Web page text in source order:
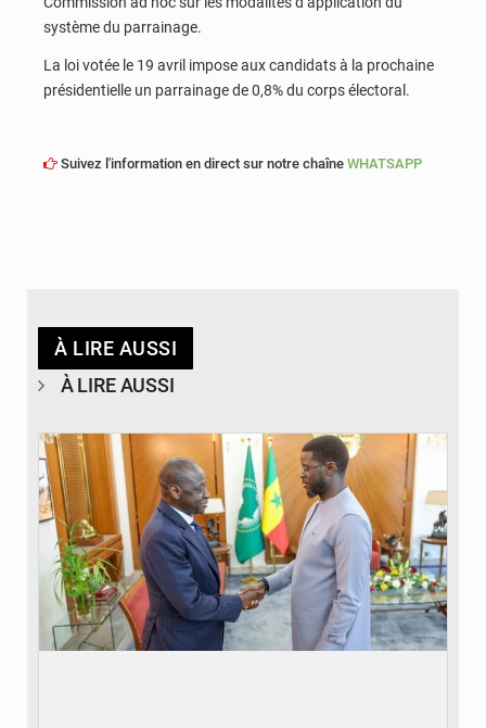
système du parrainage.
La loi votée le 19 avril impose aux candidats à la prochaine
présidentielle un parrainage de 0,8% du corps électoral.
Suivez l'information en direct sur notre chaîne WHATSAPP
À LIRE AUSSI
À LIRE AUSSI